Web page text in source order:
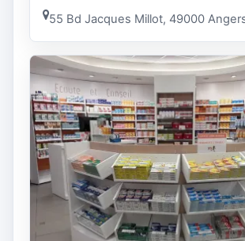
55 Bd Jacques Millot, 49000